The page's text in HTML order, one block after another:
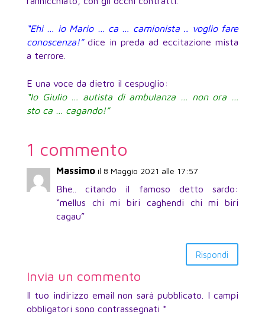
“Ehi … io Mario … ca … camionista .. voglio fare
conoscenza!” dice in preda ad eccitazione mista
a terrore.
E una voce da dietro il cespuglio:
“Io Giulio … autista di ambulanza … non ora …
sto ca … cagando!”
1 commento
Massimo il 8 Maggio 2021 alle 17:57
Bhe.. citando il famoso detto sardo:
“mellus chi mi biri caghendi chi mi biri
cagau”
Rispondi
Invia un commento
Il tuo indirizzo email non sarà pubblicato.
I campi
obbligatori sono contrassegnati *